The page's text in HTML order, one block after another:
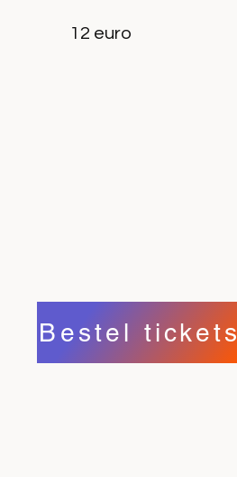
12 euro
Bestel tickets